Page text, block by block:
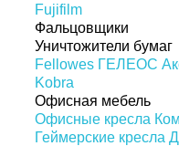
Fujifilm
Фальцовщики
Уничтожители бумаг
Fellowes ГЕЛЕОС
Kobra
Офисная мебель
Офисные кресла
Геймерские кресла